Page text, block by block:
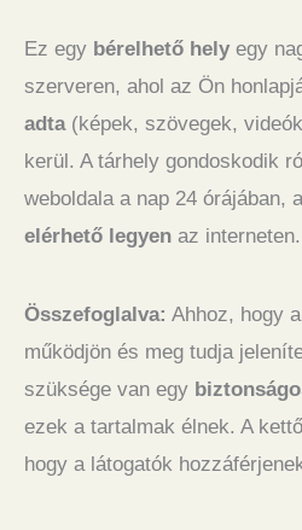
Ez egy bérelhető hely egy
szerveren, ahol az Ön
adta(képek, szövegek,
kerül. A tárhely gondoskodik
weboldala a nap 24 órájában,
elérhető legyen az interneten.
Összefoglalva: Ahhoz, hogy
működjön és meg tudja
szüksége van egy
ezek a tartalmak élnek. A
hogy a látogatók